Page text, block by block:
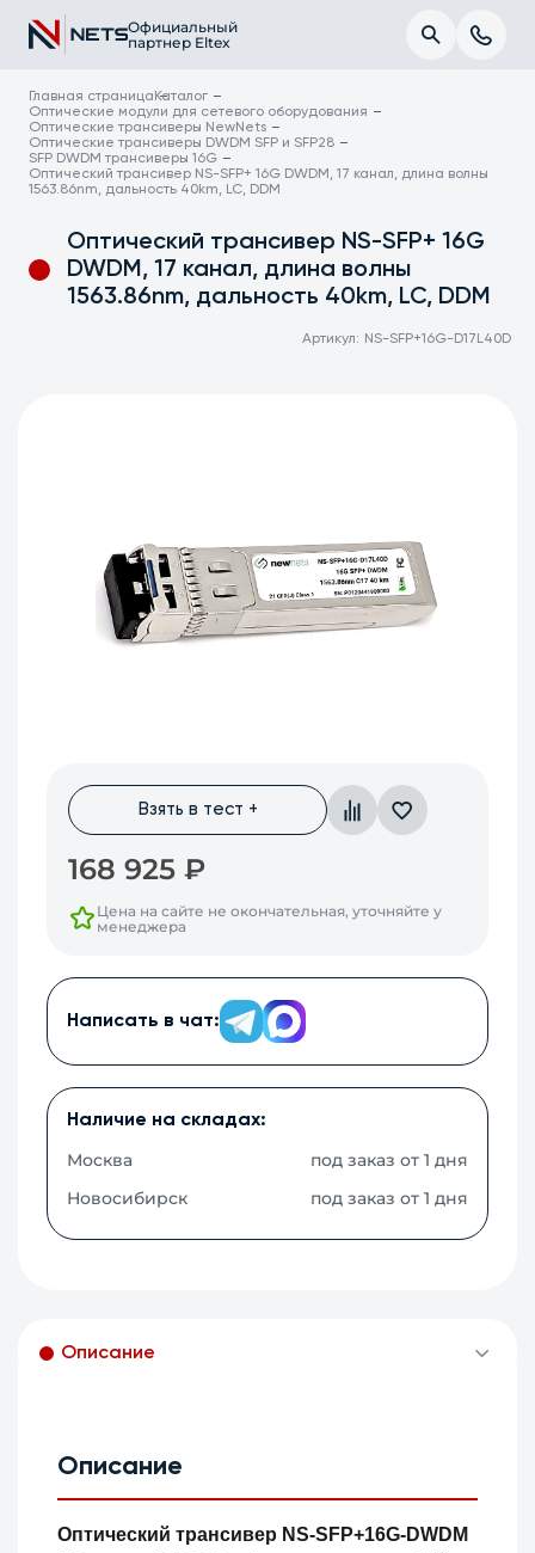
Официальный
партнер Eltex
Главная страница Каталог
Оптические модули для сетевого оборудования
Оптические трансиверы NewNets
Оптические трансиверы DWDM SFP и SFP28
SFP DWDM трансиверы 16G
Оптический трансивер NS-SFP+ 16G DWDM, 17 канал, длина волны
1563.86nm, дальность 40km, LC, DDM
Оптический трансивер NS-SFP+ 16G
DWDM, 17 канал, длина волны
1563.86nm, дальность 40km, LC, DDM
Артикул: NS-SFP+16G-D17L40D
Взять в тест +
168 925₽
Цена на сайте не окончательная, уточняйте у
менеджера
Написать в чат:
Наличие на складах:
Москва
под заказ от 1 дня
Новосибирск
под заказ от 1 дня
Описание
Описание
Оптический трансивер NS-SFP+16G-DWDM